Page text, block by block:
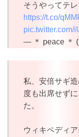
そうやってテ
https://t.co/
pic.twitter.com/
— ＊ peace ＊
私、安倍サギ
度も出席せず
た。
ウィキペディ